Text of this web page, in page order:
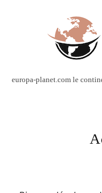
europa-planet.com le